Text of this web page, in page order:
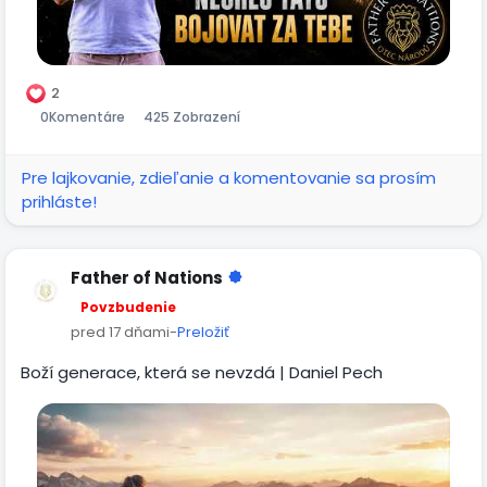
4:6: ,,Ne mocí ani silou, ale mým Duchem.....
Pokud chceš, aby tvoje petice byla zahrnutá, můžeš jí
napsat do komentáře nebo do soukromé zprávy.
2
0Komentáre 425 Zobrazení
Pre lajkovanie, zdieľanie a komentovanie sa prosím
prihláste!
Father of Nations
Povzbudenie
pred 17 dňami-Preložiť
Boží generace, která se nevzdá | Daniel Pech